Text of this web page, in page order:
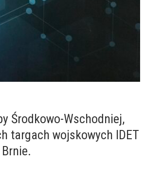
Środkowo-Wschodniej,
targach wojskowych IDET